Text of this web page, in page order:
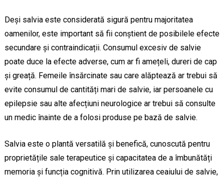
Deși salvia este considerată sigură pentru majoritatea
oamenilor, este important să fii conștient de posibilele efecte
secundare și contraindicații. Consumul excesiv de salvie
poate duce la efecte adverse, cum ar fi amețeli, dureri de cap
și greață. Femeile însărcinate sau care alăptează ar trebui să
evite consumul de cantități mari de salvie, iar persoanele cu
epilepsie sau alte afecțiuni neurologice ar trebui să consulte
un medic înainte de a folosi produse pe bază de salvie.
Salvia este o plantă versatilă și benefică, cunoscută pentru
proprietățile sale terapeutice și capacitatea de a îmbunătăți
memoria și funcția cognitivă. Prin utilizarea ceaiului de salvie,